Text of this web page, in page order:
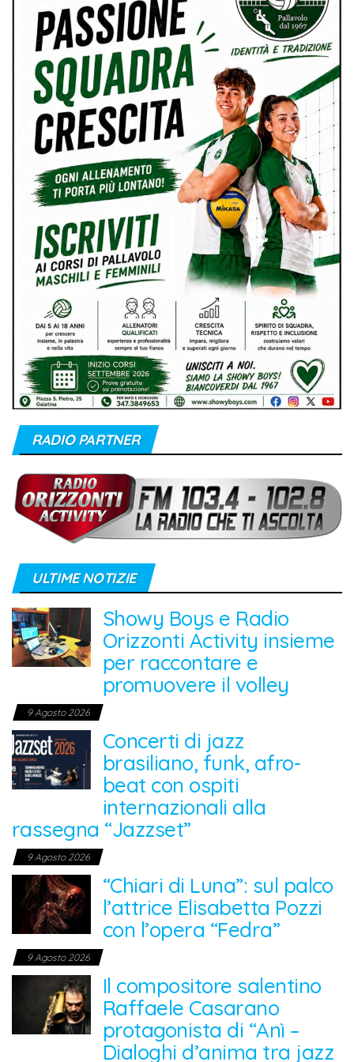
RADIO PARTNER
ULTIME NOTIZIE
Showy Boys e Radio
Orizzonti Activity insieme
per raccontare e
promuovere il volley
9 Agosto 2026
Concerti di jazz
brasiliano, funk, afro-
beat con ospiti
internazionali alla
rassegna “Jazzset”
9 Agosto 2026
“Chiari di Luna”: sul palco
l’attrice Elisabetta Pozzi
con l’opera “Fedra”
9 Agosto 2026
Il compositore salentino
Raffaele Casarano
protagonista di “Anì –
Dialoghi d’anima tra jazz